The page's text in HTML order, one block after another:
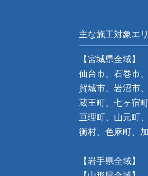
主な施工対象エ
【宮城県全域】
仙台市、石巻市
賀城市、岩沼市
蔵王町、七ヶ宿
亘理町、山元町
衡村、色麻町、
【岩手県全域】